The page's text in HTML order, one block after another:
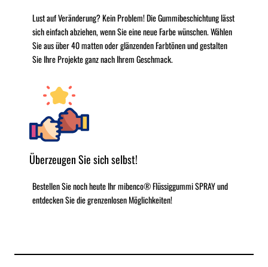
Lust auf Veränderung? Kein Problem! Die Gummibeschichtung lässt
sich einfach abziehen, wenn Sie eine neue Farbe wünschen. Wählen
Sie aus über 40 matten oder glänzenden Farbtönen und gestalten
Sie Ihre Projekte ganz nach Ihrem Geschmack.
Überzeugen Sie sich selbst!
Bestellen Sie noch heute Ihr mibenco® Flüssiggummi SPRAY und
entdecken Sie die grenzenlosen Möglichkeiten!